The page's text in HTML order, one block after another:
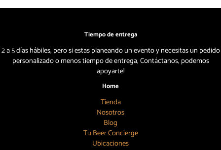
Tiempo de entrega
2 a 5 días hábiles, pero si estas planeando un evento y necesitas un pedido
personalizado o menos tiempo de entrega, Contáctanos, podemos
apoyarte!
Home
Tienda
Nosotros
Blog
Tu Beer Concierge
Ubicaciones